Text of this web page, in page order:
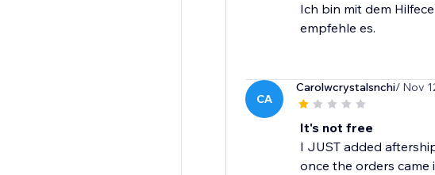
Ich bin mit dem
empfehle es.
CA
Carolwcrystalsnchi/ Nov
It's not free
I JUST added
once the orders came